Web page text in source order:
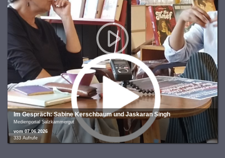
Im Gespräch: Sabine Kerschbaum und Jaskaran Singh
Medienportal Salzkammergut
vom 07.06.2026
333 Aufrufe